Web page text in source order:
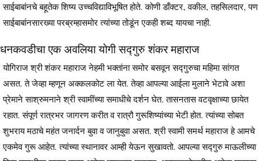
साईबाबांनचे बहूतेक शिष्य उच्चविद्याविभूषित होते. कोणी डाँक्टर, वकील, तहसिलदार, पण
साईबाबांनसारख्या परब्रम्हासमोर त्यांच्या तोडूंन एकही शब्द यायचा नाही.
धनकवडीचा एक अवलिया योगी सद्गुरु शंकर महाराज
योगिराज श्री शंकर महाराज नेहमी भक्तांना समोर बसवून सद्गुरुचा महिमा सांगत
असत. ते जेव्हा म्हणून अक्कलकोट ला येत. तेव्हा आपल्या आईला मुलाने भेटावे अशा
प्रेमाने साश्रुमनाने श्री स्वामींच्या समाधीचे दर्शन घेत. तासनतास वटवृक्षाच्या छायेत
रहात. संपूर्ण रात्रभर जागरण करीत व रात्रौ गुरूशिष्यांच्या भेटी होत. त्यांच्या सोबत
शुभराय मठाचे महंत जनार्दन बुवा व जानुबुवा असत. श्री स्वामी समर्थ महाराज हे आमचे
एकमेव गुरू आहेत. त्यांच्या स्थानावर आम्ही येऊन सुखावतो. आपल्या सद्गुरु माऊलीच्या